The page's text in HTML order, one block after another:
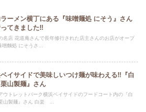
ーメン横丁にある『味噌麺処 にそう』さん
てきました‼
名店 花道庵さんで長年修行された店主さんのお店がオープ
噌麵処 にそうさ...
イサイドで美味しいつけ麺が味わえる‼『白
山製麺』さん
ウトレットパーク横浜ベイサイドのフードコート内の『白
製麺』さん 白楽 ...